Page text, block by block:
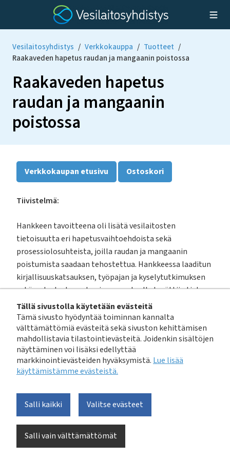
Tällä sivustolla käytetään evästeitä
Tämä sivusto hyödyntää toiminnan kannalta
välttämättömiä evästeitä sekä sivuston kehittämisen
mahdollistavia tilastointievästeitä. Joidenkin sisältöjen
näyttäminen voi lisäksi edellyttää
markkinointievästeiden hyväksymistä. Lue lisää
käyttämistämme evästeistä.​​​​​​
Salli kaikki
Salli vain välttämättömät
Valitse evästeet
Vesilaitosyhdistys / Verkkokauppa / Tuotteet /
Raakaveden hapetus raudan ja mangaanin poistossa
Raakaveden hapetus
raudan ja mangaanin
poistossa
Verkkokaupan etusivu Ostoskori
Tiivistelmä:
Hankkeen tavoitteena oli lisätä vesilaitosten
tietoisuutta eri hapetusvaihtoehdoista sekä
prosessiolosuhteista, joilla raudan ja mangaanin
poistumista saadaan tehostettua. Hankkeessa laaditun
kirjallisuuskatsauksen, työpajan ja kyselytutkimuksen
sekä vedenlaatuanalyysien perusteella kerättiin tietoa
vesilaitoksilla käytössä olevista tekniikoista.
Kyselyn (n = 20) tulosten perusteella vastanneiden
laitosten raakaveden keskimääräinen rautapitoisuus
vaihteli välillä 0,27–10 mg/l ja mangaanipitoisuus
välillä 0,07–0,52 mg/l. Vastaavasti keskimääräinen
KMnO4 -luku oli 1,5–15 mg/l ja pH keskimäärin 6,1–7,6.
Kyselyyn vastanneista 75 % joutui käsittelemään
pohjavesilaitostensa raakavettä raudan ja mangaanin